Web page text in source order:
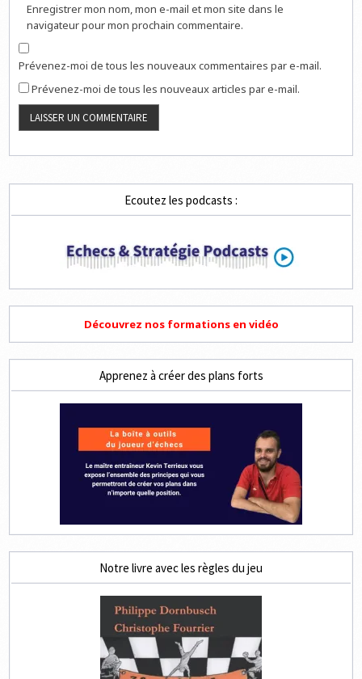
Enregistrer mon nom, mon e-mail et mon site dans le
navigateur pour mon prochain commentaire.
Prévenez-moi de tous les nouveaux commentaires par e-mail.
Prévenez-moi de tous les nouveaux articles par e-mail.
Ecoutez les podcasts :
Découvrez nos formations en vidéo
Apprenez à créer des plans forts
Notre livre avec les règles du jeu